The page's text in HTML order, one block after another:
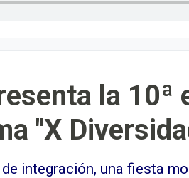
la 10ª
"X
integración, una fiesta